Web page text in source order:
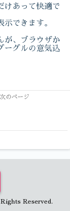
けあって快適で
できます。
が、ブラウザか
ーグルの意気込
次のページ
Rights Reserved.